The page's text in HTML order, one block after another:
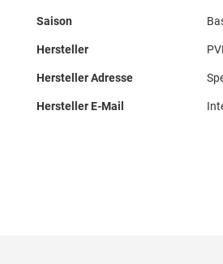
Saison
Hersteller
Hersteller Adresse
Hersteller E-Mail